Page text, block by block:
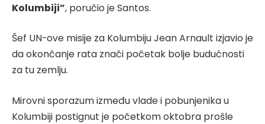
Kolumbiji”, poručio je Santos.
Šef UN-ove misije za Kolumbiju Jean Arnault izjavio je
da okončanje rata znači početak bolje budućnosti
za tu zemlju.
Mirovni sporazum između vlade i pobunjenika u
Kolumbiji postignut je početkom oktobra prošle